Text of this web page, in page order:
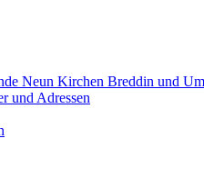
Neun Kirchen Breddin und
und Adressen